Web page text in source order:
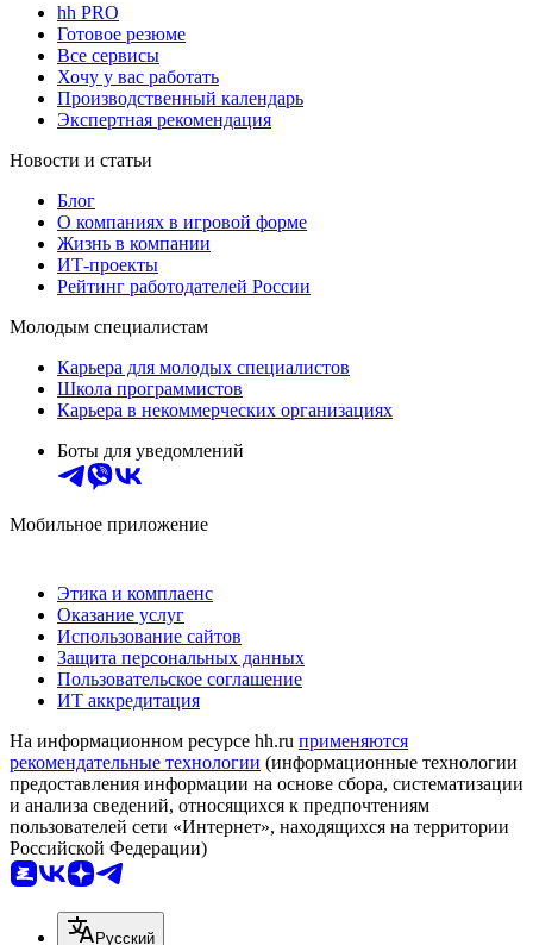
hh PRO
Готовое резюме
Все сервисы
Хочу у вас работать
Производственный календарь
Экспертная рекомендация
Новости и статьи
Блог
О компаниях в игровой форме
Жизнь в компании
ИТ-проекты
Рейтинг работодателей России
Молодым специалистам
Карьера для молодых специалистов
Школа программистов
Карьера в некоммерческих организациях
Боты для уведомлений
Мобильное приложение
Этика и комплаенс
Оказание услуг
Использование сайтов
Защита персональных данных
Пользовательское соглашение
ИТ аккредитация
На информационном ресурсе hh.ru применяются
рекомендательные технологии (информационные технологии
предоставления информации на основе сбора, систематизации
и анализа сведений, относящихся к предпочтениям
пользователей сети «Интернет», находящихся на территории
Российской Федерации)
Русский